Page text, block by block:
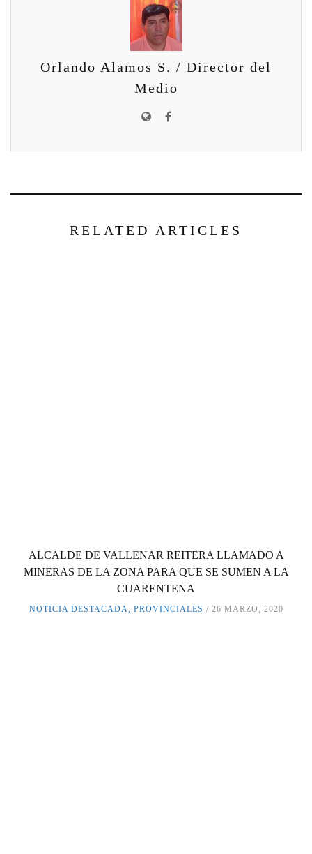
Orlando Alamos S. / Director del
Medio
RELATED ARTICLES
ALCALDE DE VALLENAR REITERA LLAMADO A
MINERAS DE LA ZONA PARA QUE SE SUMEN A LA
CUARENTENA
NOTICIA DESTACADA PROVINCIALES 26 MARZO, 2020